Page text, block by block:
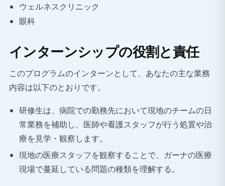
ウェルネスクリニック
眼科
インターンシップの役割と責任
このプログラムのインターンとして、あなたの主な業務
内容は以下のとおりです。
研修生は、病院での勤務先において現地のチームの日
常業務を補助し、医師や看護スタッフが行う処置や治
療を見学・観察します。
現地の医療スタッフを観察することで、ガーナの医療
現場で蔓延している問題の種類を理解する。